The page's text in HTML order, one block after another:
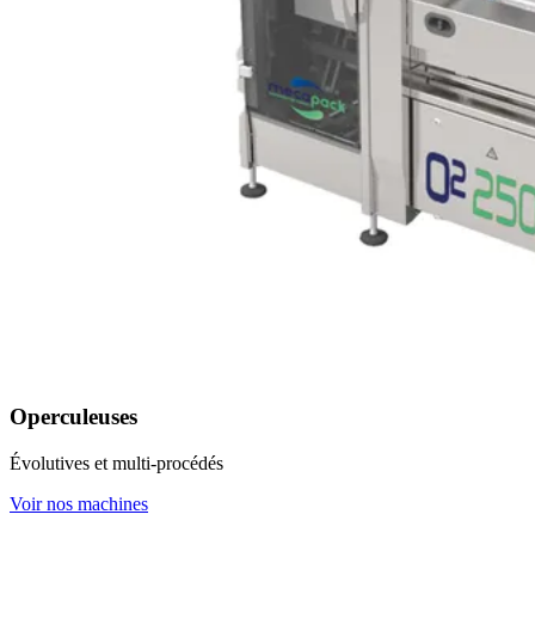
Operculeuses
Évolutives et multi-procédés
Voir nos machines